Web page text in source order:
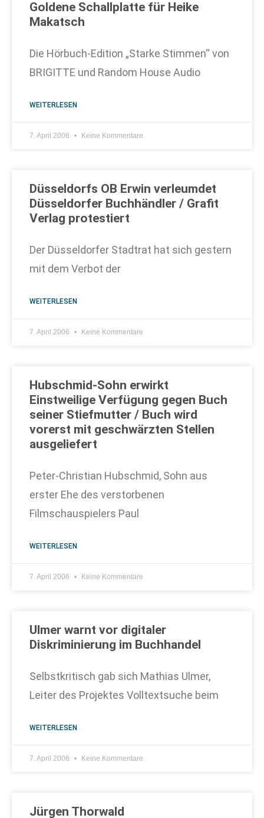
Goldene Schallplatte für Heike
Makatsch
Die Hörbuch-Edition „Starke Stimmen“ von
BRIGITTE und Random House Audio
WEITERLESEN
7. April 2006 Keine Kommentare
Düsseldorfs OB Erwin verleumdet
Düsseldorfer Buchhändler / Grafit
Verlag protestiert
Der Düsseldorfer Stadtrat hat sich gestern
mit dem Verbot der
WEITERLESEN
7. April 2006 Keine Kommentare
Hubschmid-Sohn erwirkt
Einstweilige Verfügung gegen Buch
seiner Stiefmutter / Buch wird
vorerst mit geschwärzten Stellen
ausgeliefert
Peter-Christian Hubschmid, Sohn aus
erster Ehe des verstorbenen
Filmschauspielers Paul
WEITERLESEN
7. April 2006 Keine Kommentare
Ulmer warnt vor digitaler
Diskriminierung im Buchhandel
Selbstkritisch gab sich Mathias Ulmer,
Leiter des Projektes Volltextsuche beim
WEITERLESEN
7. April 2006 Keine Kommentare
Jürgen Thorwald